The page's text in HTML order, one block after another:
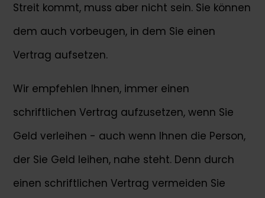
Streit kommt, muss aber nicht sein. Sie können
dem auch vorbeugen, in dem Sie einen
Vertrag aufsetzen.
Wir empfehlen Ihnen, immer einen
schriftlichen Vertrag aufzusetzen, wenn Sie
Geld verleihen - auch wenn Ihnen die Person,
der Sie Geld leihen, nahe steht. Denn durch
einen schriftlichen Vertrag vermeiden Sie